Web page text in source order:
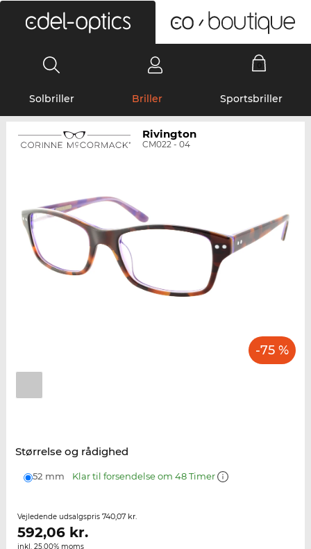
Solbriller Briller Sportsbriller
Rivington
CM022 - 04
-75 %
Størrelse og rådighed
52 mm Klar til forsendelse om 48 Timer
Vejledende udsalgspris 740,07 kr.
592,06kr.
inkl. 25.00% moms